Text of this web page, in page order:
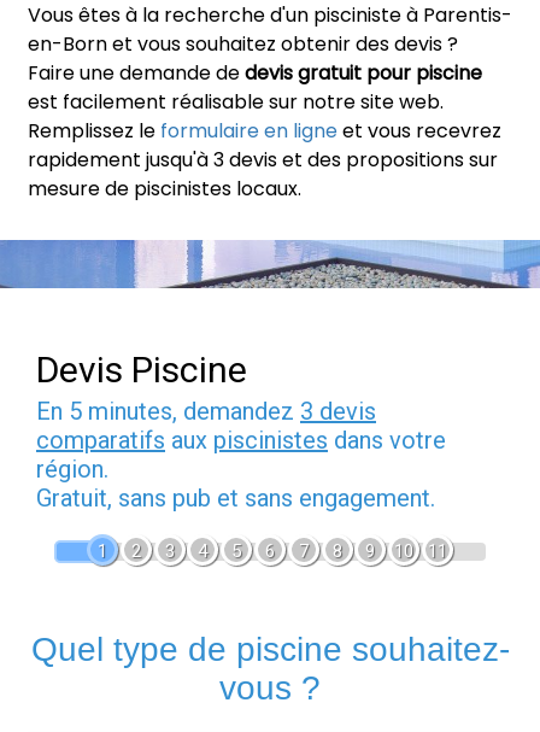
Vous êtes à la recherche d'un pisciniste à Parentis-
en-Born et vous souhaitez obtenir des devis ?
Faire une demande dedevis gratuit pour piscine
est facilement réalisable sur notre site web.
Remplissez le formulaire en ligneet vous recevrez
rapidement jusqu'à 3 devis et des propositions sur
mesure de piscinistes locaux.
Devis Piscine
En 5 minutes, demandez 3 devis
comparatifs aux piscinistes dans votre
région.
Gratuit, sans pub et sans engagement.
1 2 3 4 5 6 7 8 9 10 11
Quel type de piscine souhaitez-
vous ?